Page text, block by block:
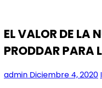
EL VALOR DE LA
PRODDAR PARA
admin Diciembre 4, 2020